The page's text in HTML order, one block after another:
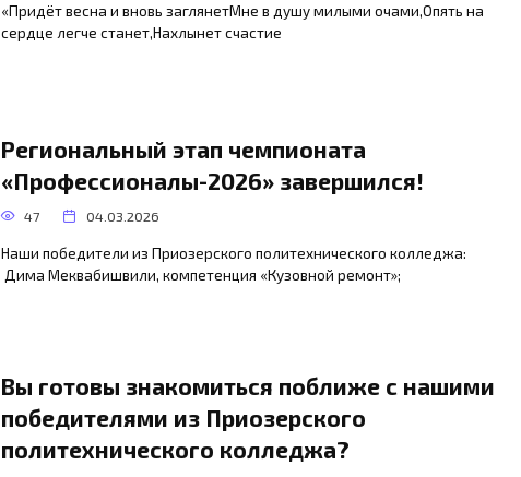
«Придёт весна и вновь заглянетМне в душу милыми очами,Опять на
сердце легче станет,Нахлынет счастие
Региональный этап чемпионата
«Профессионалы-2026» завершился!
47 04.03.2026
Наши победители из Приозерского политехнического колледжа:
Дима Меквабишвили, компетенция «Кузовной ремонт»;
Вы готовы знакомиться поближе с нашими
победителями из Приозерского
политехнического колледжа?